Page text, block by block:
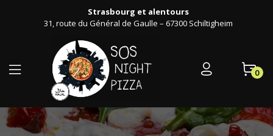
Strasbourg et alentours
31, route du Général de Gaulle – 67300 Schiltigheim
0